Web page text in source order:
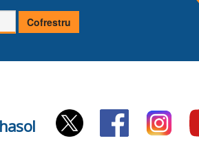
Cofrestru